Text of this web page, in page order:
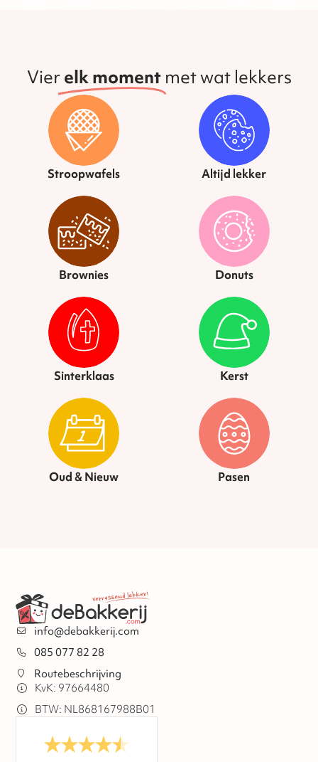
Vier elk moment met wat lekkers
Stroopwafels Altijd lekker
Brownies Donuts
Sinterklaas Kerst
Oud & Nieuw Pasen
info@debakkerij.com
085 077 82 28
Routebeschrijving
KvK: 97664480
BTW: NL868167988B01